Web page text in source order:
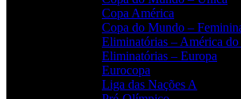
Copa América
Copa do Mundo –
Eliminatórias – América do
Eliminatórias – Europa
Eurocopa
Liga das Nações A